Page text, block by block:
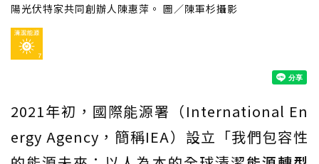
陽光伏特家共同創辦人陳惠萍。 圖／陳軍杉攝影
2021年初，國際能源署（International En
ergy Agency，簡稱IEA）設立「我們包容性